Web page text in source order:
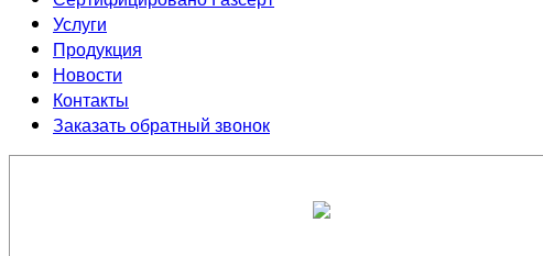
Услуги
Продукция
Новости
Контакты
Заказать обратный звонок